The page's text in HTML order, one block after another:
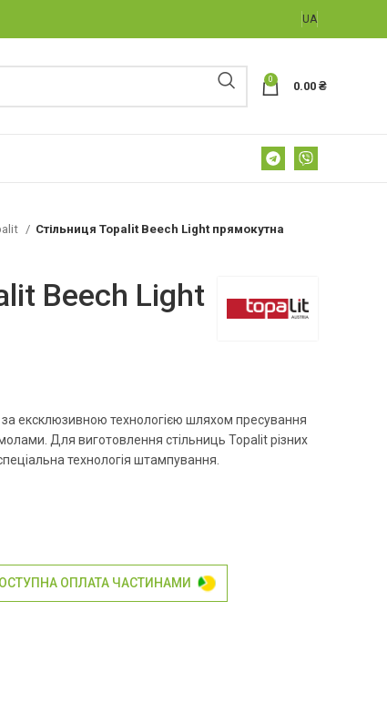
UA
0
0.00 ₴
Стільниця Topalit Beech Light прямокутна
Beech Light
ексклюзивною технологією шляхом пресування
Для виготовлення стільниць Topalit різних
технологія штампування.
ОПЛАТА ЧАСТИНАМИ